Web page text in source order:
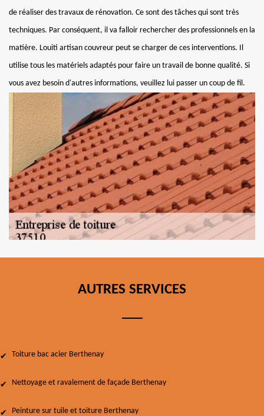
de réaliser des travaux de rénovation. Ce sont des tâches qui sont très
techniques. Par conséquent, il va falloir rechercher des professionnels en la
matière. Louiti artisan couvreur peut se charger de ces interventions. Il
utilise tous les matériels adaptés pour faire un travail de bonne qualité. Si
vous avez besoin d'autres informations, veuillez lui passer un coup de fil.
AUTRES SERVICES
Toiture bac acier Berthenay
Nettoyage et ravalement de façade Berthenay
Peinture sur tuile et toiture Berthenay